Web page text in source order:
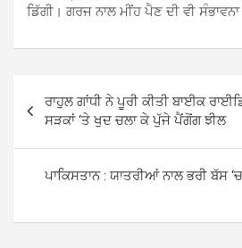
ਡਿੱਗੀ। ਗਰਜ ਨਾਲ ਮੀਂਹ ਪੈਣ ਦੀ ਵੀ ਸੰਭਾਵਨਾ
navigation
ਰਾਹੁਲ ਗਾਂਧੀ ਨੇ ਪੂਰੀ ਕੀਤੀ ਬਾਈਕ
ਸੜਕਾਂ ‘ਤੇ ਖੁਦ ਚਲਾ ਕੇ ਪੁੱਜੇ ਪੈਂਗੋਂਗ ਝੀਲ
ਪਾਕਿਸਤਾਨ : ਯਾਤਰੀਆਂ ਨਾਲ ਭਰੀ ਬੱਸ